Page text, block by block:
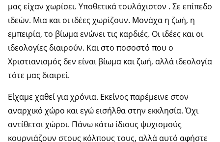
μας είχαν χωρίσει. Υποθετικά τουλάχιστον . Σε επίπεδο
ιδεών. Μια και οι ιδέες χωρίζουν. Μονάχα η ζωή, η
εμπειρία, το βίωμα ενώνει τις καρδιές. Οι ιδέες και οι
ιδεολογίες διαιρούν. Και στο ποσοστό που ο
Χριστιανισμός δεν είναι βίωμα και ζωή, αλλά ιδεολογία
τότε μας διαιρεί.
Είχαμε χαθεί για χρόνια. Εκείνος παρέμεινε στον
αναρχικό χώρο και εγώ εισήλθα στην εκκλησία. Όχι
αντίθετοι χώροι. Πάνω κάτω ίδιους ψυχισμούς
κουρνιάζουν στους κόλπους τους, αλλά αυτό αφήστε